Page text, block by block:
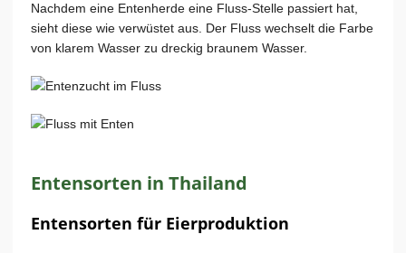
Nachdem eine Entenherde eine Fluss-Stelle passiert hat,
sieht diese wie verwüstet aus. Der Fluss wechselt die Farbe
von klarem Wasser zu dreckig braunem Wasser.
Entensorten in Thailand
Entensorten für Eierproduktion